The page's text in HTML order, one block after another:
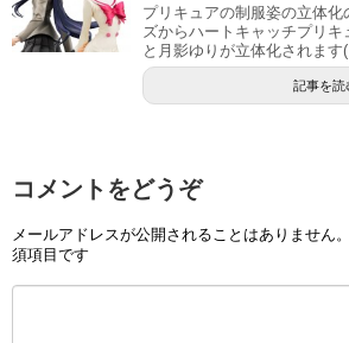
プリキュアの制服姿の立体
ズからハートキャッチプリキ
と月影ゆりが立体化されま
記事を読
コメントをどうぞ
メールアドレスが公開されることはありません。
須項目です